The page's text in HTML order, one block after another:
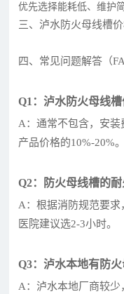
优先选择能耗低、维护
三、泸水防火母线槽
四、常见问题解答（
Q1：泸水防火母线槽
A：通常不包含，安
产品价格的10%-20%。
Q2：防火母线槽的耐
A：根据消防规范要
医院建议选2-3小时。
Q3：泸水本地有防火
A：泸水本地厂商较